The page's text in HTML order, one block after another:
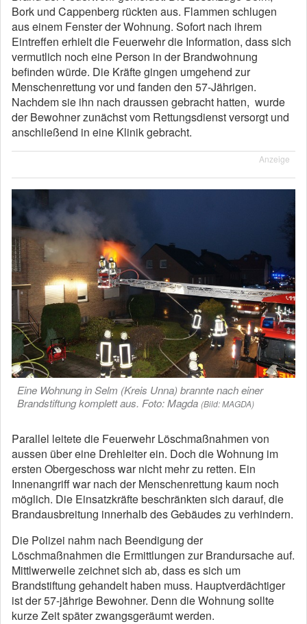
Bork und Cappenberg rückten aus. Flammen schlugen
aus einem Fenster der Wohnung. Sofort nach ihrem
Eintreffen erhielt die Feuerwehr die Information, dass sich
vermutlich noch eine Person in der Brandwohnung
befinden würde. Die Kräfte gingen umgehend zur
Menschenrettung vor und fanden den 57-Jährigen.
Nachdem sie ihn nach draussen gebracht hatten, wurde
der Bewohner zunächst vom Rettungsdienst versorgt und
anschließend in eine Klinik gebracht.
Anzeige
Eine Wohnung in Selm (Kreis Unna) brannte nach einer
Brandstiftung komplett aus. Foto: Magda (Bild: MAGDA)
Parallel leitete die Feuerwehr Löschmaßnahmen von
aussen über eine Drehleiter ein. Doch die Wohnung im
ersten Obergeschoss war nicht mehr zu retten. Ein
Innenangriff war nach der Menschenrettung kaum noch
möglich. Die Einsatzkräfte beschränkten sich darauf, die
Brandausbreitung innerhalb des Gebäudes zu verhindern.
Die Polizei nahm nach Beendigung der
Löschmaßnahmen die Ermittlungen zur Brandursache auf.
Mittlwerweile zeichnet sich ab, dass es sich um
Brandstiftung gehandelt haben muss. Hauptverdächtiger
ist der 57-jährige Bewohner. Denn die Wohnung sollte
kurze Zeit später zwangsgeräumt werden.